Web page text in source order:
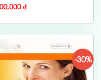
₫.
₫Giá
hiện
là:
-30%